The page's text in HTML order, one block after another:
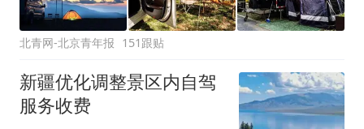
北青网-北京青年报 151跟贴
新疆优化调整景区内自驾
服务收费